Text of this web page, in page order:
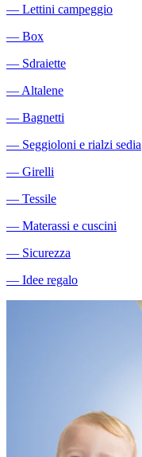
― Lettini campeggio
― Box
― Sdraiette
―Altalene
― Bagnetti
― Seggioloni e rialzi sedia
― Girelli
― Tessile
― Materassi e cuscini
― Sicurezza
― Idee regalo